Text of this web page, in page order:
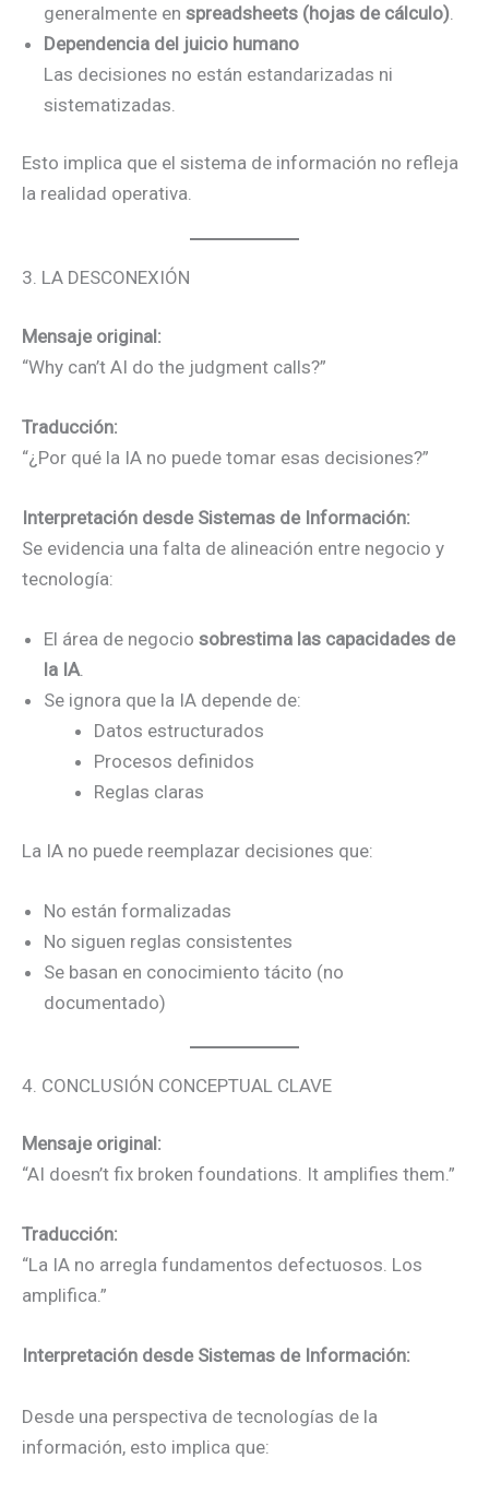
generalmente en spreadsheets (hojas de cálculo)
Dependencia del juicio humano
Las decisiones no están estandarizadas ni
sistematizadas.
Esto implica que el sistema de información no refleja
la realidad operativa.
3. LA DESCONEXIÓN
Mensaje original:
“Why can’t AI do the judgment calls?”
Traducción:
“¿Por qué la IA no puede tomar esas decisiones?”
Interpretación desde Sistemas de Información:
Se evidencia una falta de alineación entre negocio y
tecnología:
El área de negocio sobrestima las capacidades de
la IA.
Se ignora que la IA depende de:
Datos estructurados
Procesos definidos
Reglas claras
La IA no puede reemplazar decisiones que:
No están formalizadas
No siguen reglas consistentes
Se basan en conocimiento tácito (no
documentado)
4. CONCLUSIÓN CONCEPTUAL CLAVE
Mensaje original:
“AI doesn’t fix broken foundations. It amplifies them.”
Traducción:
“La IA no arregla fundamentos defectuosos. Los
amplifica.”
Interpretación desde Sistemas de Información:
Desde una perspectiva de tecnologías de la
información, esto implica que: